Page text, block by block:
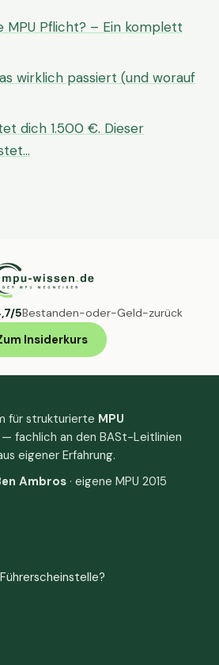
MPU Pflicht? – Ein komplett
wirklich passiert (und worauf
dich 1.500 €. Dieser
5Bestanden-oder-Geld-zurück
Insiderkurs
für strukturierte MPU
— fachlich an den BASt-Leitlinien
eigener Erfahrung.
Ambros · eigene MPU 2015